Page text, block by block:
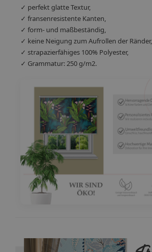
✓ perfekt glatte Textur,
✓ fransenresistente Kanten,
✓ form- und maßbeständig,
✓ keine Neigung zum Aufrollen der Ränder,
✓ strapazierfähiges 100% Polyester,
✓ Grammatur: 250 g/m2.